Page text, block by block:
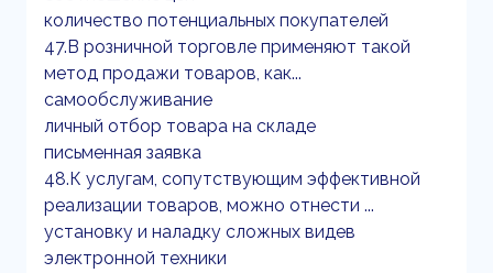
количество потенциальных покупателей
47.В розничной торговле применяют такой
метод продажи товаров, как...
самообслуживание
личный отбор товара на складе
письменная заявка
48.К услугам, сопутствующим эффективной
реализации товаров, можно отнести ...
установку и наладку сложных видев
электронной техники